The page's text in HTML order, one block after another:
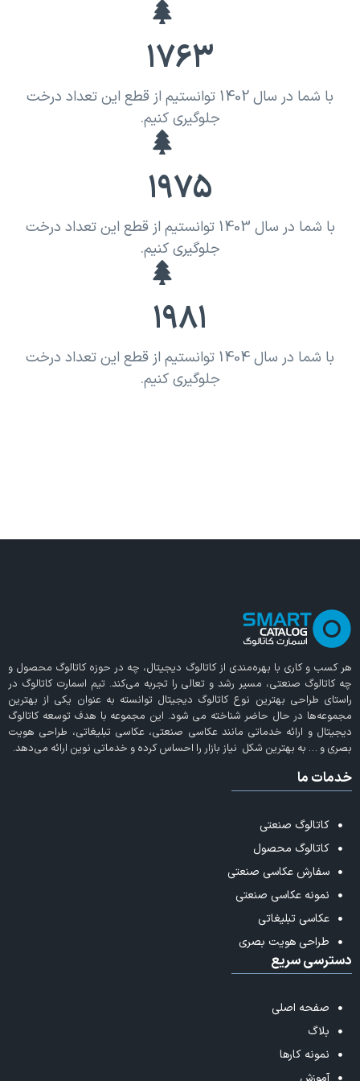
1763
با شما در سال 1402 توانستیم از قطع این تعداد درخت
جلوگیری کنیم.
1975
با شما در سال 1403 توانستیم از قطع این تعداد درخت
جلوگیری کنیم.
1981
با شما در سال 1404 توانستیم از قطع این تعداد درخت
جلوگیری کنیم.
هر کسب و کاری با بهره‌مندی ازکاتالوگ دیجیتال، چه در حوزه کاتالوگ محصول و
چه کاتالوگ صنعتی، مسیر رشد و تعالی را تجربه می‌کند. تیم اسمارت کاتالوگ در
راستای طراحی بهترین نوع کاتالوگ دیجیتال توانسته به عنوان یکی از بهترین
مجموعه‌ها در حال حاضر شناخته می‌ شود. این مجموعه با هدف توسعه کاتالوگ
دیجیتال و ارائه خدماتی مانند عکاسی صنعتی، عکاسی تبلیغاتی، طراحی هویت
بصری و … به بهترین شکل نیاز بازار را احساس کرده و خدماتی نوین ارائه می‌دهد.
خدمات ما
کاتالوگ صنعتی
کاتالوگ محصول
سفارش عکاسی صنعتی
نمونه عکاسی صنعتی
عکاسی تبلیغاتی
طراحی هویت بصری
دسترسی سریع
صفحه اصلی
بلاگ
نمونه کارها